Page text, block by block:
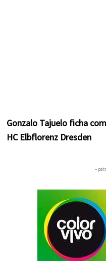
Gonzalo Tajuelo ficha
HC Elbflorenz Dresden
–